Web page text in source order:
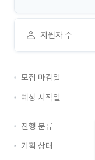
지원자 수
모집 마감일
예상 시작일
진행 분류
기획 상태